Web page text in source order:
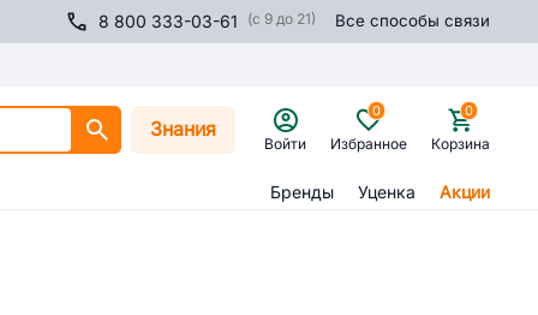
8 800 333-03-61 (с 9 до 21) Все способы связи
Знания
Войти Избранное
0
Корзина
0
Бренды Уценка Акции